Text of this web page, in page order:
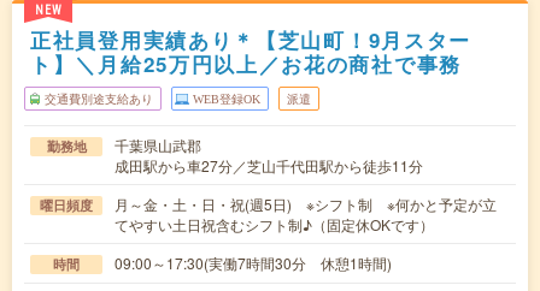
NEW
正社員登用実績あり＊【芝山町！9月スター
ト】＼月給25万円以上／お花の商社で事務
交通費別途支給あり WEB登録OK 派遣
勤務地
千葉県山武郡
成田駅から車27分／芝山千代田駅から徒歩11分
曜日頻度
月～金・土・日・祝(週5日) ※シフト制 ※何かと予定が立
てやすい土日祝含むシフト制♪（固定休OKです）
時間 09:00～17:30(実働7時間30分 休憩1時間)